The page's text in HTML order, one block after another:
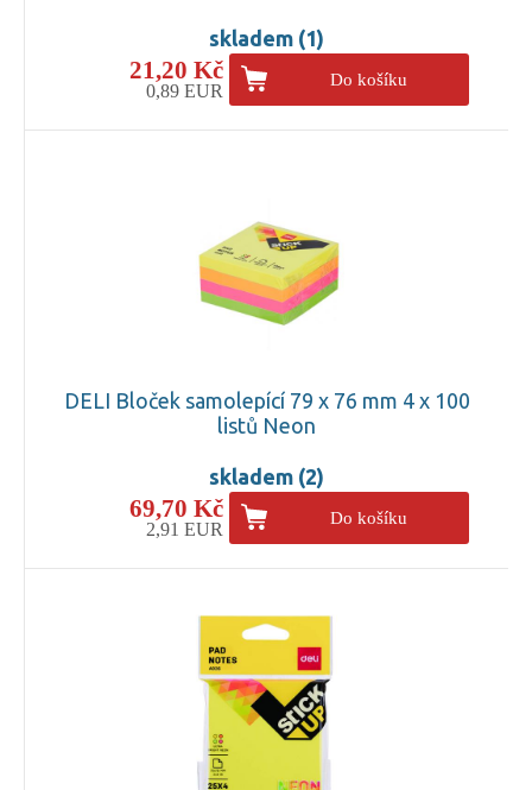
skladem (1)
21,20 Kč
0,89 EUR
Do košíku
DELI Bloček samolepící 79 x 76 mm 4 x 100
listů Neon
skladem (2)
69,70 Kč
2,91 EUR
Do košíku